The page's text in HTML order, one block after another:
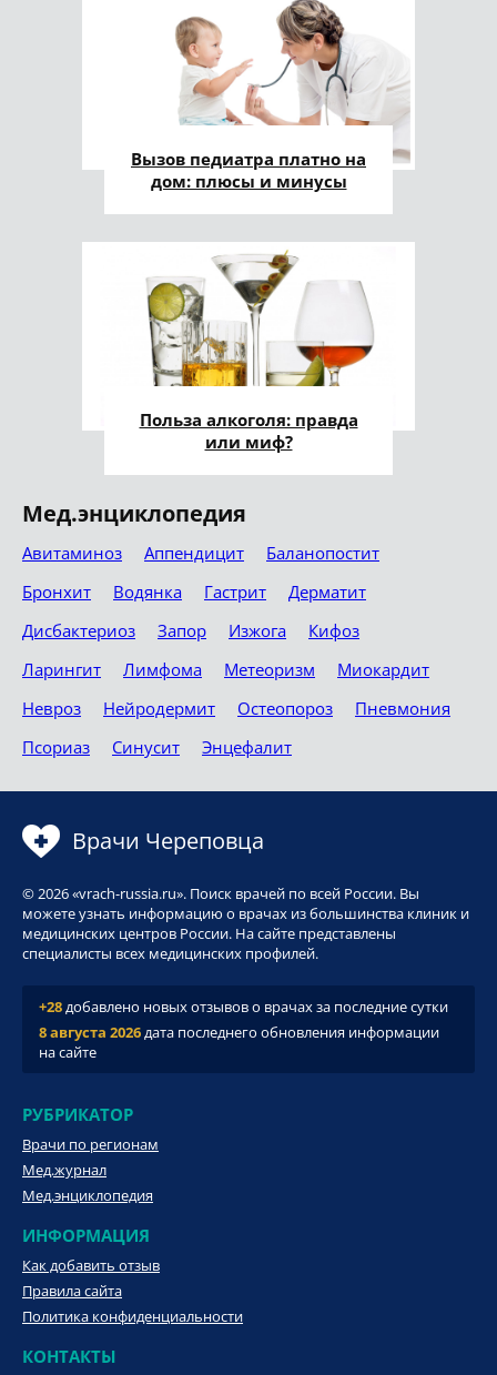
Вызов педиатра платно на
дом: плюсы и минусы
Польза алкоголя: правда
или миф?
Мед.энциклопедия
Авитаминоз Аппендицит
Баланопостит
Бронхит
Водянка Гастрит
Дерматит
Дисбактериоз
Запор Изжога
Кифоз
Ларингит
Лимфома Метеоризм
Миокардит
Невроз
Нейродермит Остеопороз
Пневмония
Псориаз
Синусит Энцефалит
Врачи Череповца
© 2026 «vrach-russia.ru». Поиск врачей по всей России. Вы
можете узнать информацию о врачах из большинства клиник и
медицинских центров России. На сайте представлены
специалисты всех медицинских профилей.
+28добавлено новых отзывов о врачах за последние сутки
8 августа 2026дата последнего обновления информации
на сайте
РУБРИКАТОР
Врачи по регионам
Мед.журнал
Мед.энциклопедия
ИНФОРМАЦИЯ
Как добавить отзыв
Правила сайта
Политика конфиденциальности
КОНТАКТЫ